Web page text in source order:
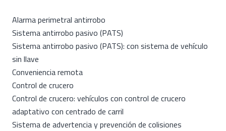
Alarma perimetral antirrobo
Sistema antirrobo pasivo (PATS)
Sistema antirrobo pasivo (PATS): con sistema de vehículo
sin llave
Conveniencia remota
Control de crucero
Control de crucero: vehículos con control de crucero
adaptativo con centrado de carril
Sistema de advertencia y prevención de colisiones